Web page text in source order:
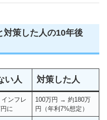
対策した人の10年後
い人 対策した人
ンフレ
に
100万円 → 約180万
円（年利7%想定）